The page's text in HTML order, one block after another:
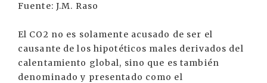
Fuente: J.M. Raso
El CO2 no es solamente acusado de ser el
causante de los hipotéticos males derivados del
calentamiento global, sino que es también
denominado y presentado como el